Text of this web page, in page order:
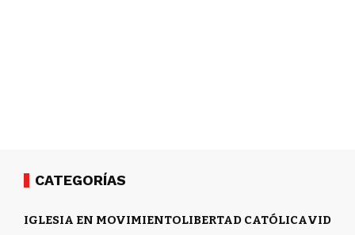
CATEGORÍAS
IGLESIA EN MOVIMIENTOLIBERTAD CATÓLICAVIDA